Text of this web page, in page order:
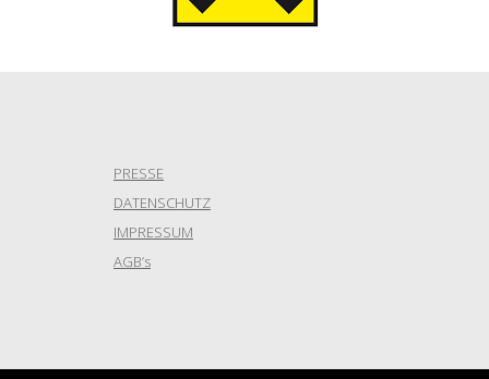
PRESSE
DATENSCHUTZ
IMPRESSUM
AGB’s